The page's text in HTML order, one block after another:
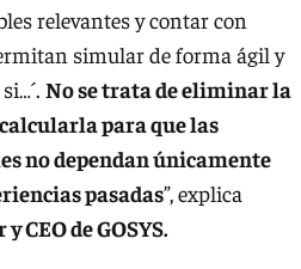
relevantes y contar con
simular de forma ágil y
No se trata de eliminar la
para que las
no dependan únicamente
pasadas”, explica
CEO de GOSYS.